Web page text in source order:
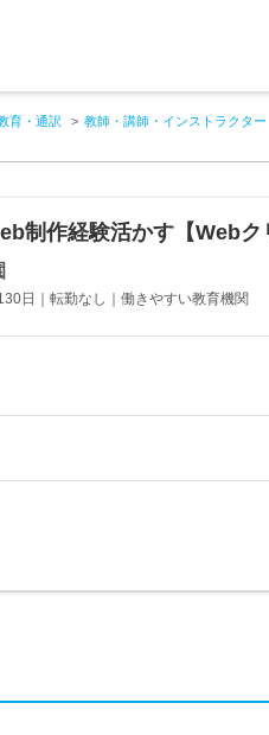
育・通訳 教師・講師・インストラクター
制作経験活かす【Webク
日｜転勤なし｜働きやすい教育機関